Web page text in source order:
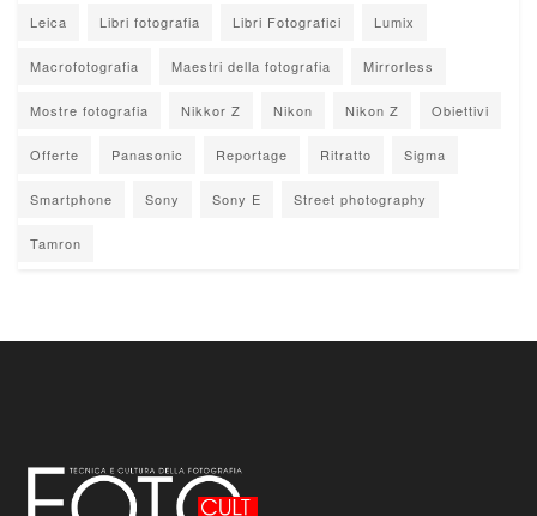
Leica Libri fotografia Libri Fotografici Lumix
Macrofotografia Maestri della fotografia Mirrorless
Mostre fotografia Nikkor Z Nikon Nikon Z Obiettivi
Offerte Panasonic Reportage Ritratto Sigma
Smartphone Sony Sony E Street photography
Tamron